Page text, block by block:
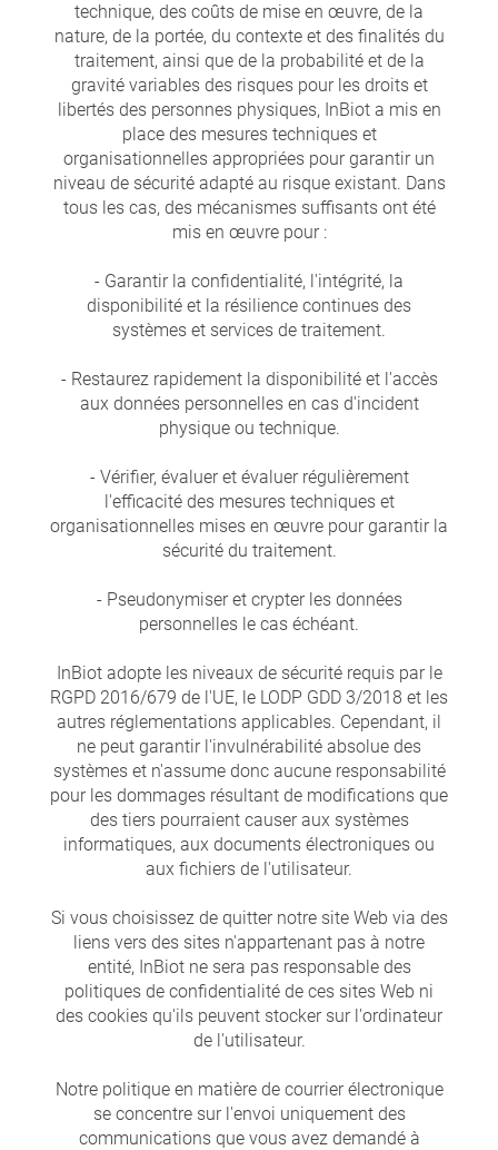
technique, des coûts de mise en œuvre, de la
nature, de la portée, du contexte et des finalités du
traitement, ainsi que de la probabilité et de la
gravité variables des risques pour les droits et
libertés des personnes physiques, InBiot a mis en
place des mesures techniques et
organisationnelles appropriées pour garantir un
niveau de sécurité adapté au risque existant. Dans
tous les cas, des mécanismes suffisants ont été
mis en œuvre pour :
- Garantir la confidentialité, l'intégrité, la
disponibilité et la résilience continues des
systèmes et services de traitement.
- Restaurez rapidement la disponibilité et l'accès
aux données personnelles en cas d'incident
physique ou technique.
- Vérifier, évaluer et évaluer régulièrement
l'efficacité des mesures techniques et
organisationnelles mises en œuvre pour garantir la
sécurité du traitement.
- Pseudonymiser et crypter les données
personnelles le cas échéant.
InBiot adopte les niveaux de sécurité requis par le
RGPD 2016/679 de l'UE, le LODP GDD 3/2018 et les
autres réglementations applicables. Cependant, il
ne peut garantir l'invulnérabilité absolue des
systèmes et n'assume donc aucune responsabilité
pour les dommages résultant de modifications que
des tiers pourraient causer aux systèmes
informatiques, aux documents électroniques ou
aux fichiers de l'utilisateur.
Si vous choisissez de quitter notre site Web via des
liens vers des sites n'appartenant pas à notre
entité, InBiot ne sera pas responsable des
politiques de confidentialité de ces sites Web ni
des cookies qu'ils peuvent stocker sur l'ordinateur
de l'utilisateur.
Notre politique en matière de courrier électronique
se concentre sur l'envoi uniquement des
communications que vous avez demandé à